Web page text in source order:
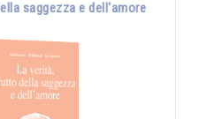
saggezza e dell'amore